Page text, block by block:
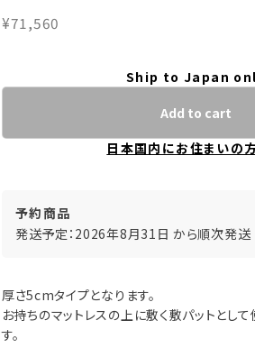
¥71,560
Ship to Japan
Add to cart
日本国内にお住まいの
予約商品
発送予定：2026年8月31日 から順次発送
厚さ5cmタイプとなります。
お持ちのマットレスの上に敷く敷パットとし
す。